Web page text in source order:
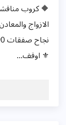
الازواج
⚜️ اوقف...